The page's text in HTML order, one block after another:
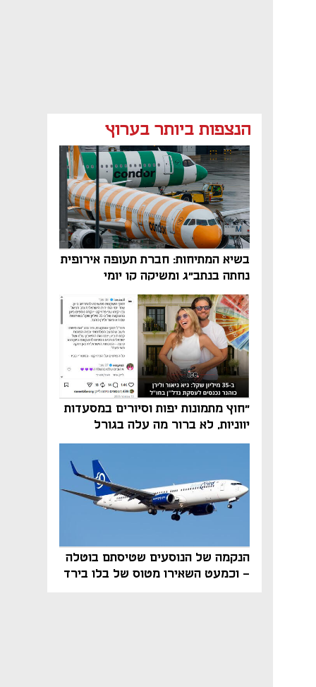
הנצפות ביותר בערוץ
בשיא המתיחות: חברת תעופה אירופית
נחתה בנתב"ג ומשיקה קו יומי
"חוץ מתמונות יפות וסיורים במסעדות
יווניות, לא ברור מה עלה בגורל
פרויקט הנדל"ן"
הנקמה של הנוסעים שטיסתם בוטלה
- וכמעט השאירו מטוס של בלו בירד